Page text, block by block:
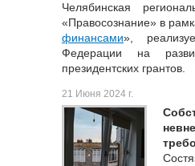
Челябинская
«Правосознание» в
финансами»,
Федерации на
президентских грантов.
21 Июня 2024 г.